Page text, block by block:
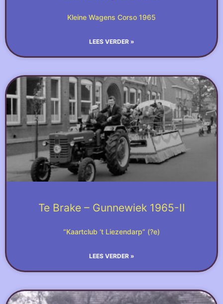
Kleine Wagens Corso 1965
LEES VERDER »
Te Brake – Gunnewiek 1965-II
“Kaartclub ‘t Liezendarp” (?e)
LEES VERDER »